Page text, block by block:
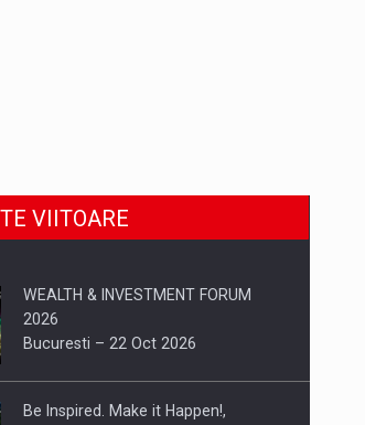
VIITOARE
WEALTH & INVESTMENT FORUM
2026
Bucuresti – 22 Oct 2026
Be Inspired. Make it Happen!,